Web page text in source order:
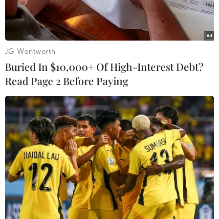
Mới giữa mùa khô nhưng các hồ chứa nước trên địa bàn xã Ea
Rốk, huyện Ea Súp đã cạn dần trơ đáy. (Ảnh: Trọng
Đạt/TTXVN)
Theo Tổng cục Thủy lợi, Bộ Nông nghiệp và Phát
triển Nông thôn, tại các khu vực Bắc Trung Bộ,
JG Wentworth
Buried In $10,000+ Of High-Interest Debt?
Read Page 2 Before Paying